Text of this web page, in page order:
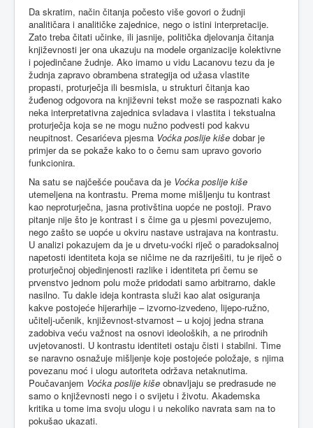
Da skratim, način čitanja počesto više govori o žudnji
analitičara i analitičke zajednice, nego o istini interpretacije.
Zato treba čitati učinke, ili jasnije, politička djelovanja čitanja
književnosti jer ona ukazuju na modele organizacije kolektivne
i pojedinčane žudnje. Ako imamo u vidu Lacanovu tezu da je
žudnja zapravo obrambena strategija od užasa vlastite
propasti, proturječja ili besmisla, u strukturi čitanja kao
žuđenog odgovora na književni tekst može se raspoznati kako
neka interpretativna zajednica svladava i vlastita i tekstualna
proturječja koja se ne mogu nužno podvesti pod kakvu
neupitnost. Cesarićeva pjesma Voćka poslije kiše dobar je
primjer da se pokaže kako to o čemu sam upravo govorio
funkcionira.
Na satu se najčešće poučava da je Voćka poslije kiše
utemeljena na kontrastu. Prema mome mišljenju tu kontrast
kao neproturječna, jasna protivština uopće ne postoji. Pravo
pitanje nije što je kontrast i s čime ga u pjesmi povezujemo,
nego zašto se uopće u okviru nastave ustrajava na kontrastu.
U analizi pokazujem da je u drvetu-voćki riječ o paradoksalnoj
napetosti identiteta koja se ničime ne da razriješiti, tu je riječ o
proturječnoj objedinjenosti razlike i identiteta pri čemu se
prvenstvo jednom polu može pridodati samo arbitrarno, dakle
nasilno. Tu dakle ideja kontrasta služi kao alat osiguranja
kakve postojeće hijerarhije – izvorno-izvedeno, lijepo-ružno,
učitelj-učenik, književnost-stvarnost – u kojoj jedna strana
zadobiva veću važnost na osnovi ideoloških, a ne prirodnih
uvjetovanosti. U kontrastu identiteti ostaju čisti i stabilni. Time
se naravno osnažuje mišljenje koje postojeće položaje, s njima
povezanu moć i ulogu autoriteta održava netaknutima.
Poučavanjem Voćka poslije kiše obnavljaju se predrasude ne
samo o književnosti nego i o svijetu i životu. Akademska
kritika u tome ima svoju ulogu i u nekoliko navrata sam na to
pokušao ukazati.